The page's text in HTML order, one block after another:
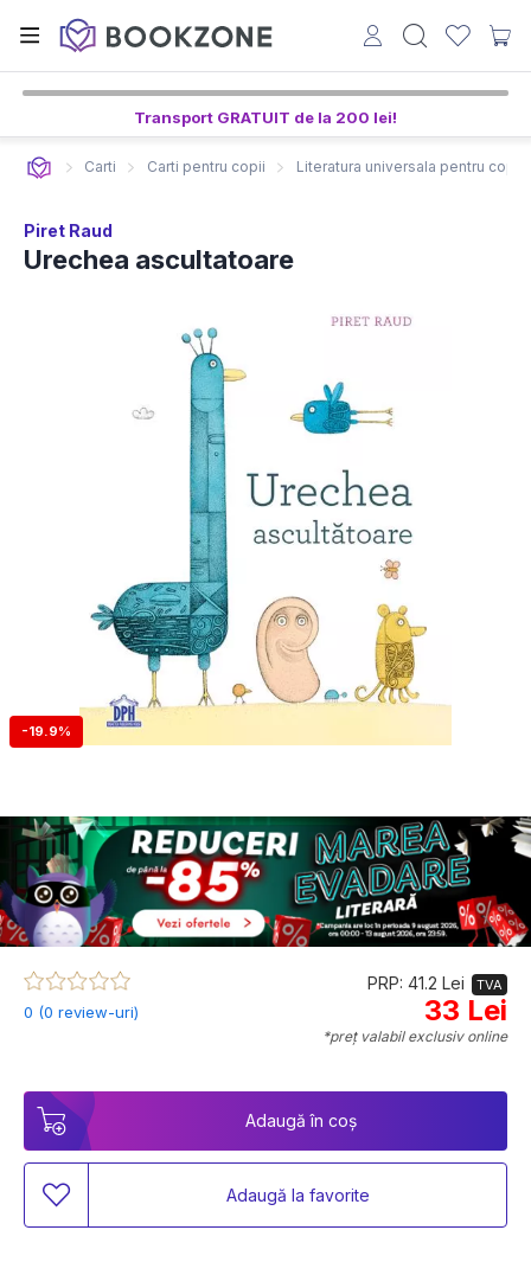
Transport GRATUIT de la 200 lei!
Carti Carti pentru copii Literatura universala pentru copii
Piret Raud
Urechea ascultatoare
-19.9%
0 (0 review-uri)
PRP: 41.2 Lei TVA
33 Lei
*preț valabil exclusiv online
Adaugă în coș
Adaugă la favorite